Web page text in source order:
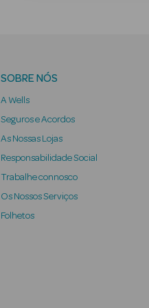
SOBRE NÓS
A Wells
Seguros e Acordos
As Nossas Lojas
Responsabilidade Social
Trabalhe connosco
Os Nossos Serviços
Folhetos